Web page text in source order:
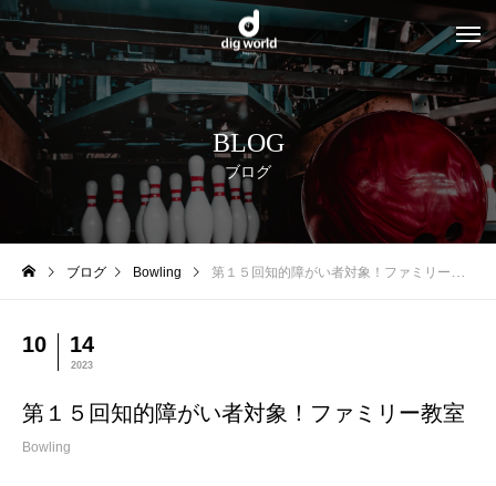
BLOG
ブログ
ブログ Bowling 第１５回知的障がい者対象！ファミリー教室
10 14
2023
第１５回知的障がい者対象！ファミリー教室
Bowling